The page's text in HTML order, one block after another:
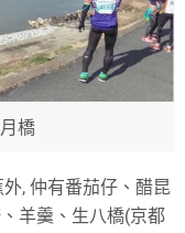
橋
外,仲有番茄仔、醋昆
羊羹、生八橋(京都